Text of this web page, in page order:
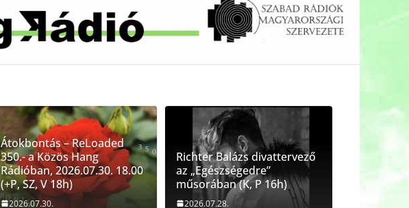
EGYÉB
Átokbontás – ReLoaded
350.- a Közös Hang
Rádióban, 2026.07.30. 18.00
(+P, SZ, V 18h)
2026.07.30.
Richter Balázs divattervező
az „Egészségedre”
műsorában (K, P 16h)
2026.07.28.